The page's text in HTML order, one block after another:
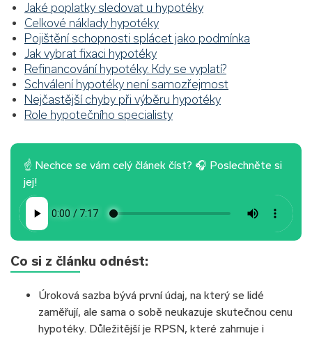
Jaké poplatky sledovat u hypotéky
Celkové náklady hypotéky
Pojištění schopnosti splácet jako podmínka
Jak vybrat fixaci hypotéky
Refinancování hypotéky. Kdy se vyplatí?
Schválení hypotéky není samozřejmost
Nejčastější chyby při výběru hypotéky
Role hypotečního specialisty
☝ Nechce se vám celý článek číst? 🎧 Poslechněte si
jej!
Co si z článku odnést:
Úroková sazba bývá první údaj, na který se lidé
zaměřují, ale sama o sobě neukazuje skutečnou cenu
hypotéky. Důležitější je RPSN, které zahrnuje i